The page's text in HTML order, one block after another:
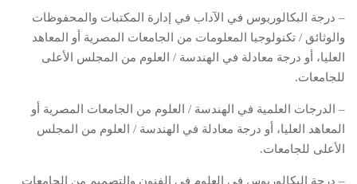
– درجة البكالوريوس في الآداب في إدارة المكتبات والمحفوظات
والوثائق / تكنولوجيا المعلومات من الجامعات المصرية أو المعاهد
العليا، أو درجة معادلة في الهندسة / العلوم من المجلس الأعلى
للجامعات.
– الدرجات العلمية في الهندسة / العلوم من الجامعات المصرية أو
المعاهد العليا، أو درجة معادلة في الهندسة / العلوم من المجلس
الأعلى للجامعات.
– درجة البكالوريوس في العلوم في الفنون والتصميم من الجامعات